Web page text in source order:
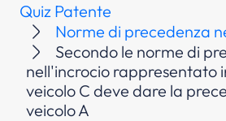
Quiz Patente
Norme di precedenza
Secondo le norme di
nell'incrocio rappresentato
veicolo C deve dare la
veicolo A